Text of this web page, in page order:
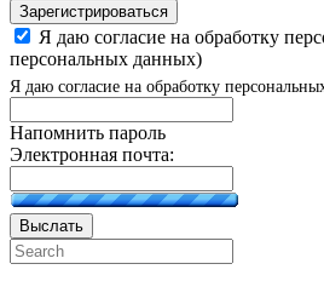
Зарегистрироваться
Я даю согласие на обработку
персональных данных)
Я даю согласие на обработку
Напомнить пароль
Электронная почта:
Выслать